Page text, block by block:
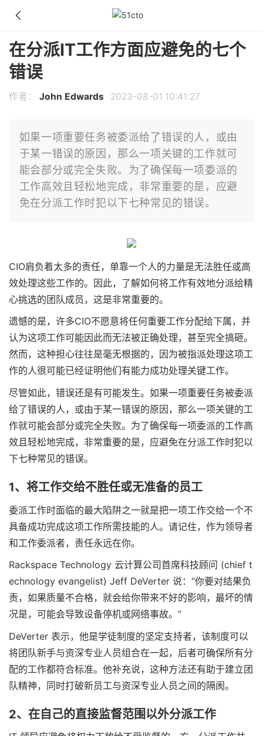
在分派IT工作方面应避免的七个
错误
作者： John Edwards 2023-08-01 10:41:27
如果一项重要任务被委派给了错误的人，或由
于某一错误的原因，那么一项关键的工作就可
能会部分或完全失败。为了确保每一项委派的
工作高效且轻松地完成，非常重要的是，应避
免在分派工作时犯以下七种常见的错误。
CIO肩负着太多的责任，单靠一个人的力量是无法胜任或高
效处理这些工作的。因此，了解如何将工作有效地分派给精
心挑选的团队成员，这是非常重要的。
遗憾的是，许多CIO不愿意将任何重要工作分配给下属，并
认为这项工作可能因此而无法被正确处理，甚至完全搞砸。
然而，这种担心往往是毫无根据的，因为被指派处理这项工
作的人很可能已经证明他们有能力成功处理关键工作。
尽管如此，错误还是有可能发生。如果一项重要任务被委派
给了错误的人，或由于某一错误的原因，那么一项关键的工
作就可能会部分或完全失败。为了确保每一项委派的工作高
效且轻松地完成，非常重要的是，应避免在分派工作时犯以
下七种常见的错误。
1、将工作交给不胜任或无准备的员工
委派工作时面临的最大陷阱之一就是把一项工作交给一个不
具备成功完成这项工作所需技能的人。请记住，作为领导者
和工作委派者，责任永远在你。
Rackspace Technology 云计算公司首席科技顾问 (chief t
echnology evangelist) Jeff DeVerter 说：“你要对结果负
责，如果质量不合格，就会给你带来不好的影响，最坏的情
况是，可能会导致设备停机或网络事故。”
DeVerter 表示，他是学徒制度的坚定支持者，该制度可以
将团队新手与资深专业人员组合在一起，后者可确保所有分
配的工作都符合标准。他补充说，这种方法还有助于建立团
队精神，同时打破新员工与资深专业人员之间的隔阂。
2、在自己的直接监督范围以外分派工作